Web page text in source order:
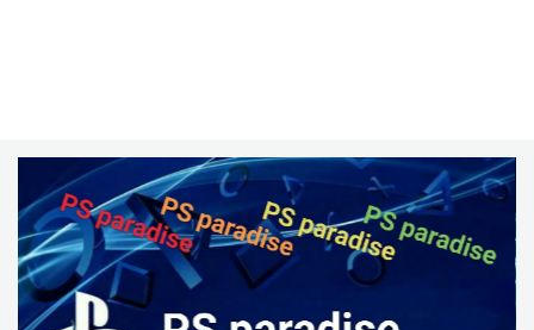
سبد خرید مشاهده